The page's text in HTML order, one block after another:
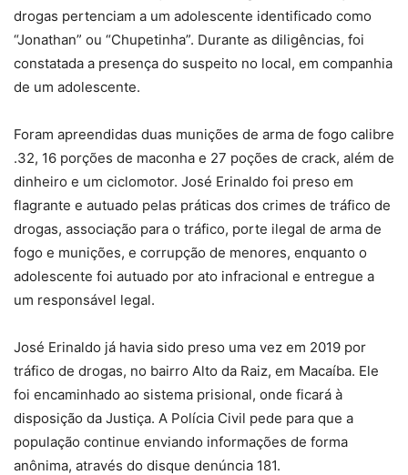
drogas pertenciam a um adolescente identificado como
“Jonathan” ou “Chupetinha”. Durante as diligências, foi
constatada a presença do suspeito no local, em companhia
de um adolescente.
Foram apreendidas duas munições de arma de fogo calibre
.32, 16 porções de maconha e 27 poções de crack, além de
dinheiro e um ciclomotor. José Erinaldo foi preso em
flagrante e autuado pelas práticas dos crimes de tráfico de
drogas, associação para o tráfico, porte ilegal de arma de
fogo e munições, e corrupção de menores, enquanto o
adolescente foi autuado por ato infracional e entregue a
um responsável legal.
José Erinaldo já havia sido preso uma vez em 2019 por
tráfico de drogas, no bairro Alto da Raiz, em Macaíba. Ele
foi encaminhado ao sistema prisional, onde ficará à
disposição da Justiça. A Polícia Civil pede para que a
população continue enviando informações de forma
anônima, através do disque denúncia 181.